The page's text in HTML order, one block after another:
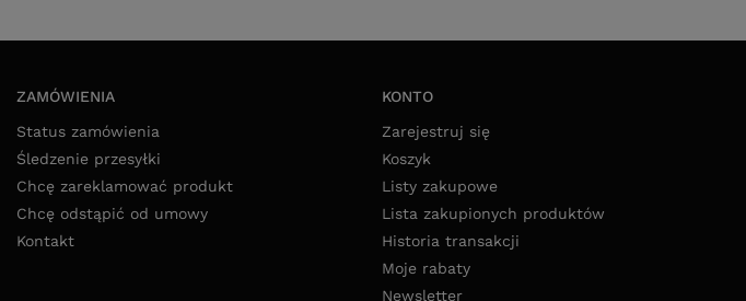
ZAMÓWIENIA
Status zamówienia
Śledzenie przesyłki
Chcę zareklamować produkt
Chcę odstąpić od umowy
Kontakt
KONTO
Zarejestruj się
Koszyk
Listy zakupowe
Lista zakupionych produktów
Historia transakcji
Moje rabaty
Newsletter